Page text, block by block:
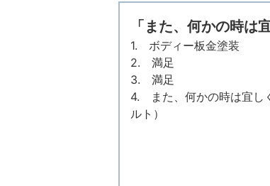
「また、何かの時は
1. ボディー板金塗装
2. 満足
3. 満足
4. また、何かの時は宜
ルト）